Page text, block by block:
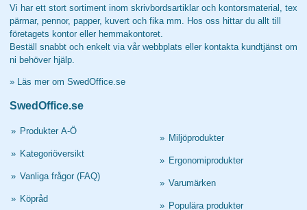
Vi har ett stort sortiment inom skrivbordsartiklar och kontorsmaterial, tex
pärmar, pennor, papper, kuvert och fika mm. Hos oss hittar du allt till
företagets kontor eller hemmakontoret.
Beställ snabbt och enkelt via vår webbplats eller kontakta kundtjänst om
ni behöver hjälp.
» Läs mer om SwedOffice.se
SwedOffice.se
» Produkter A-Ö
» Kategoriöversikt
» Vanliga frågor (FAQ)
» Köpråd
» Miljöprodukter
» Ergonomiprodukter
» Varumärken
» Populära produkter